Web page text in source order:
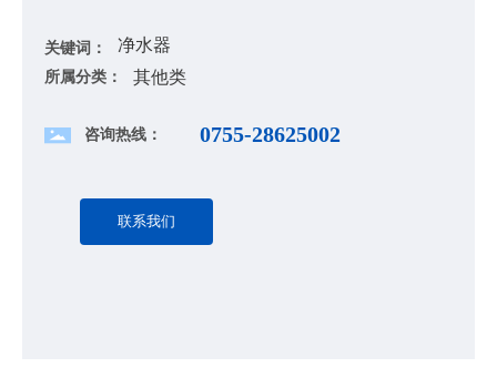
关键词： 净水器
所属分类： 其他类
咨询热线： 0755-28625002
联系我们